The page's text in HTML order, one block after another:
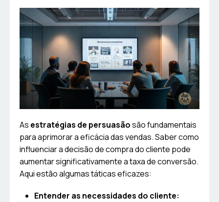
As estratégias de persuasãosão fundamentais
para aprimorar a eficácia das vendas. Saber como
influenciar a decisão de compra do cliente pode
aumentar significativamente a taxa de conversão.
Aqui estão algumas táticas eficazes:
Entender as necessidades do cliente: